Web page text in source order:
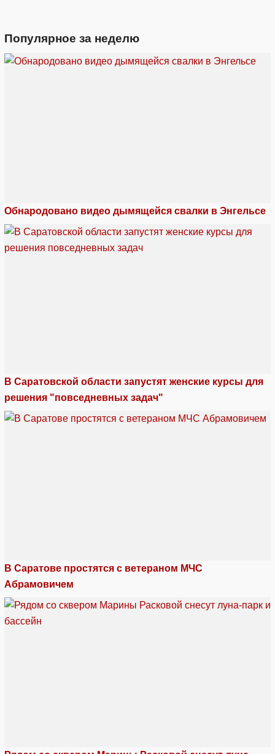
Популярное за неделю
Обнародовано видео дымящейся свалки в Энгельсе
В Саратовской области запустят женские курсы для
решения "повседневных задач"
В Саратове простятся с ветераном МЧС
Абрамовичем